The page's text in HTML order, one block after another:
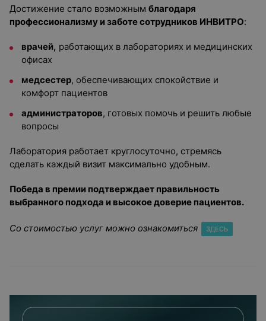
Достижение стало возможным благодаря
профессионализму и заботе сотрудников ИНВИТРО:
врачей, работающих в лабораториях и медицинских
офисах
медсестер, обеспечивающих спокойствие и
комфорт пациентов
администраторов, готовых помочь и решить любые
вопросы
Лаборатория работает круглосуточно, стремясь
сделать каждый визит максимально удобным.
Победа в премии подтверждает правильность
выбранного подхода и высокое доверие пациентов.
Со стоимостью услуг можно ознакомиться ЗДЕСЬ